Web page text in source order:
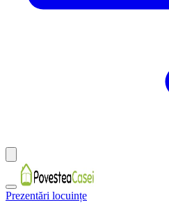
Prezentări locuințe